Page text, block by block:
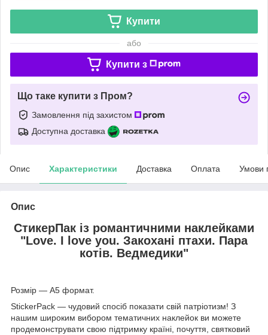
Купити
або
Купити з
Що таке купити з Пром?
Замовлення під захистом
Доступна доставка
Опис Характеристики Доставка Оплата Умови
Опис
СтикерПак із романтичними наклейками
"Love. I love you. Закохані птахи. Пара
котів. Ведмедики"
Розмір — А5 формат.
StickerPack — чудовий спосіб показати свій патріотизм! З
нашим широким вибором тематичних наклейок ви можете
продемонструвати свою підтримку країні, почуття, святковий